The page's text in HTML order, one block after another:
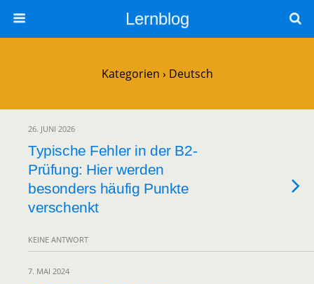
Lernblog
Kategorien › Deutsch
26. JUNI 2026
Typische Fehler in der B2-
Prüfung: Hier werden
besonders häufig Punkte
verschenkt
KEINE ANTWORT
7. MAI 2024